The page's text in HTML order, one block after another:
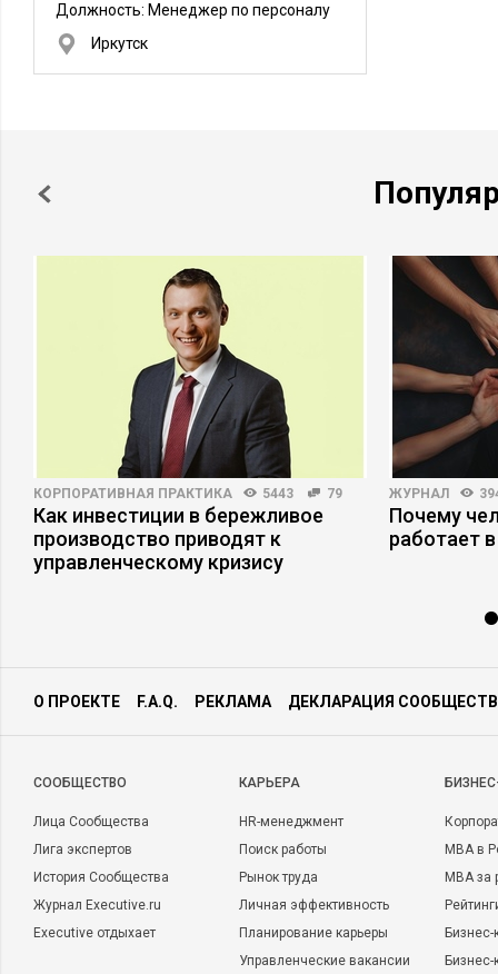
Должность: Менеджер по персоналу
Иркутск
КОРПОРАТИВНАЯ ПРАКТИКА 5443 79
Как инвестиции в бережливое
производство приводят к
управленческому кризису
ЖУРНАЛ
Почему
работает
О ПРОЕКТЕ F.A.Q. РЕКЛАМА ДЕКЛАРАЦИЯ
CООБЩЕСТВО
Лица Сообщества
Лига экспертов
История Сообщества
Журнал Executive.ru
Executive отдыхает
КАРЬЕРА
HR-менеджмент
Поиск работы
Рынок труда
Личная эффективность
Планирование карьеры
Управленческие вакансии
MBA в
MBA
Бизнес-